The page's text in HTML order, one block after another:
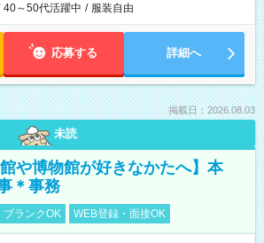
40～50代活躍中 / 服装自由
応募する 詳細へ
掲載日：2026.08.03
未読
や博物館が好きなかたへ】本
＊事務
ブランクOK WEB登録・面接OK